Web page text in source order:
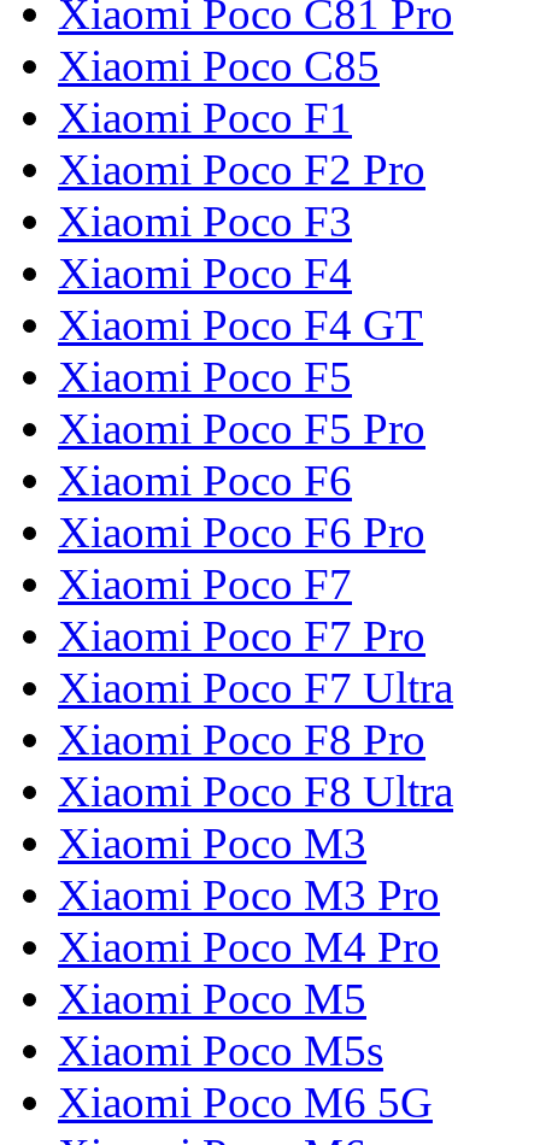
Xiaomi Poco C81 Pro
Xiaomi Poco C85
Xiaomi Poco F1
Xiaomi Poco F2 Pro
Xiaomi Poco F3
Xiaomi Poco F4
Xiaomi Poco F4 GT
Xiaomi Poco F5
Xiaomi Poco F5 Pro
Xiaomi Poco F6
Xiaomi Poco F6 Pro
Xiaomi Poco F7
Xiaomi Poco F7 Pro
Xiaomi Poco F7 Ultra
Xiaomi Poco F8 Pro
Xiaomi Poco F8 Ultra
Xiaomi Poco M3
Xiaomi Poco M3 Pro
Xiaomi Poco M4 Pro
Xiaomi Poco M5
Xiaomi Poco M5s
Xiaomi Poco M6 5G